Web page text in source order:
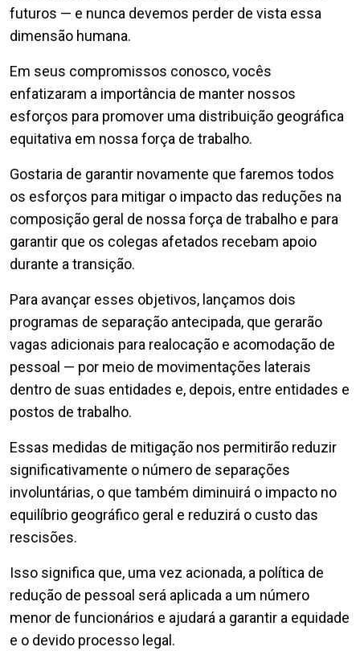
futuros — e nunca devemos perder de vista essa
dimensão humana.
Em seus compromissos conosco, vocês
enfatizaram a importância de manter nossos
esforços para promover uma distribuição geográfica
equitativa em nossa força de trabalho.
Gostaria de garantir novamente que faremos todos
os esforços para mitigar o impacto das reduções na
composição geral de nossa força de trabalho e para
garantir que os colegas afetados recebam apoio
durante a transição.
Para avançar esses objetivos, lançamos dois
programas de separação antecipada, que gerarão
vagas adicionais para realocação e acomodação de
pessoal — por meio de movimentações laterais
dentro de suas entidades e, depois, entre entidades e
postos de trabalho.
Essas medidas de mitigação nos permitirão reduzir
significativamente o número de separações
involuntárias, o que também diminuirá o impacto no
equilíbrio geográfico geral e reduzirá o custo das
rescisões.
Isso significa que, uma vez acionada, a política de
redução de pessoal será aplicada a um número
menor de funcionários e ajudará a garantir a equidade
e o devido processo legal.